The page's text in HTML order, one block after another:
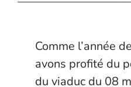
Comme l’année
avons profité du
du viaduc du 08